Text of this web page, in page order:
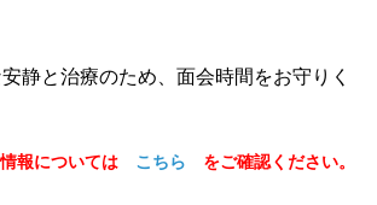
静と治療のため、面会時間をお守りく
報については こちら をご確認ください。